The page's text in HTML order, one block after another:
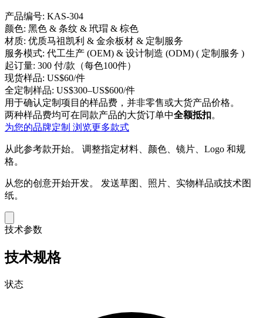
产品编号: KAS-304
颜色: 黑色 & 条纹 & 玳瑁 & 棕色
材质: 优质马祖凯利 & 金余板材 & 定制服务
服务模式: 代工生产 (OEM) & 设计制造 (ODM) ( 定制服务 )
起订量: 300 付/款（每色100件）
现货样品: US$60/件
全定制样品: US$300–US$600/件
用于确认定制项目的样品费，并非零售或大货产品价格。
两种样品费均可在同款产品的大货订单中全额抵扣。
为您的品牌定制 浏览更多款式
从此参考款开始。 调整指定材料、颜色、镜片、Logo 和规
格。
从您的创意开始开发。 发送草图、照片、实物样品或技术图
纸。
技术参数
技术规格
状态